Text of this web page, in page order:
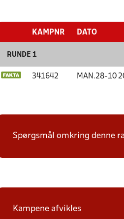
KAMPNR DATO
RUNDE 1
341642 MAN.28-10
Spørgsmål omkring denne
Kampene afvikles